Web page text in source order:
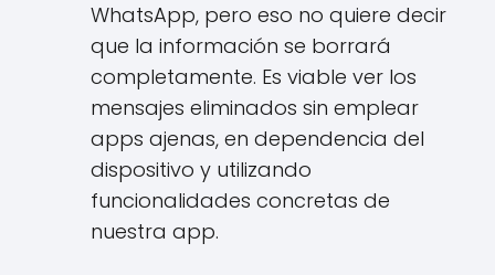
WhatsApp, pero eso no quiere decir
que la información se borrará
completamente. Es viable ver los
mensajes eliminados sin emplear
apps ajenas, en dependencia del
dispositivo y utilizando
funcionalidades concretas de
nuestra app.